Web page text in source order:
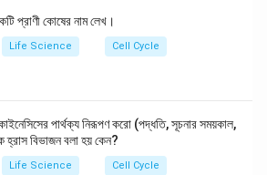
প্রাণী কোষের নাম লেখ।
Life Science Cell Cycle
পার্থক্য নিরূপণ করো (পদ্ধতি, সূচনার সময়কাল,
বিভাজন বলা হয় কেন?
Life Science Cell Cycle